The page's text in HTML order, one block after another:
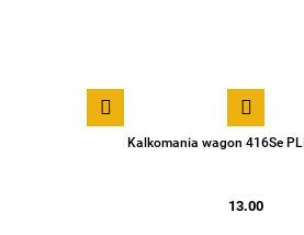
Kalkomania wagon 416Se
13.00